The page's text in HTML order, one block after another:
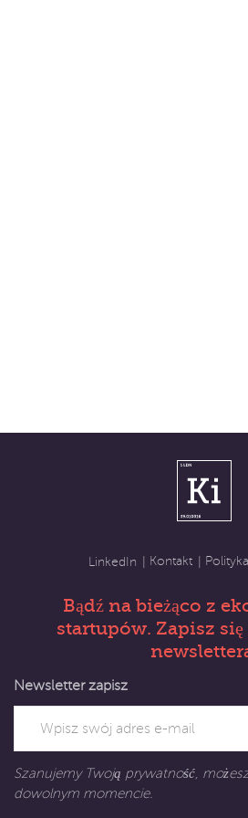
LinkedIn Kontakt
Bądź na bieżąco z
startupów. Zapisz
Newsletter zapisz
Szanujemy Twoją prywatność,
dowolnym momencie.